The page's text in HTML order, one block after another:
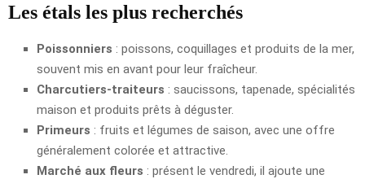
Les étals les plus recherchés
Poissonniers : poissons, coquillages et produits de la mer,
souvent mis en avant pour leur fraîcheur.
Charcutiers-traiteurs : saucissons, tapenade, spécialités
maison et produits prêts à déguster.
Primeurs : fruits et légumes de saison, avec une offre
généralement colorée et attractive.
Marché aux fleurs : présent le vendredi, il ajoute une